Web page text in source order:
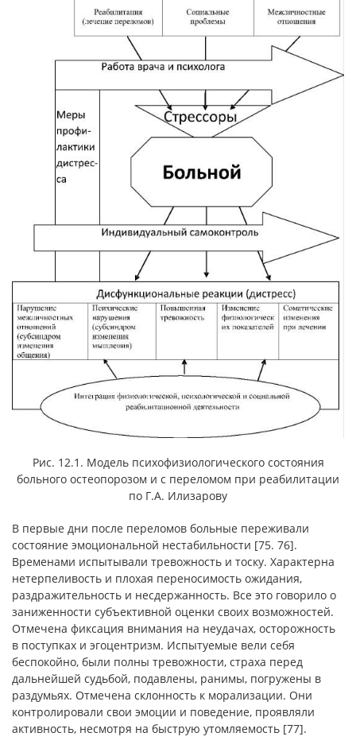
Рис. 12.1. Модель психофизиологического состояния
больного остеопорозом и с переломом при реабилитации
по Г.А. Илизарову
В первые дни после переломов больные переживали
состояние эмоциональной нестабильности [75. 76].
Временами испытывали тревожность и тоску. Характерна
нетерпеливость и плохая переносимость ожидания,
раздражительность и несдержанность. Все это говорило о
заниженности субъективной оценки своих возможностей.
Отмечена фиксация внимания на неудачах, осторожность
в поступках и эгоцентризм. Испытуемые вели себя
беспокойно, были полны тревожности, страха перед
дальнейшей судьбой, подавлены, ранимы, погружены в
раздумьях. Отмечена склонность к морализации. Они
контролировали свои эмоции и поведение, проявляли
активность, несмотря на быструю утомляемость [77].